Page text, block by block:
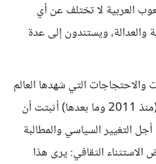
العربية لا تختلف عن أي
ويستندون إلى عدة
والاحتجاجات التي شهدها العالم
العربي في العقدين الأخيرين (منذ 2011 وما بعدها) أثبتت أن
التغيير السياسي والمطالبة
الاستثناء الثقافي: يرى هذا